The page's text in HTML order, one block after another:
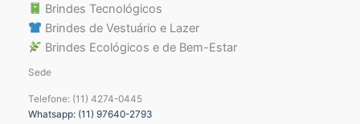
Brindes Tecnológicos
Brindes de Vestuário e Lazer
Brindes Ecológicos e de Bem-Estar
Sede
Telefone: (11) 4274-0445
Whatsapp: (11) 97640-2793